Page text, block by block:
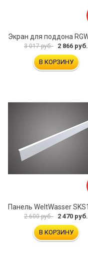
3 017 руб. 2 866 руб.
В КОРЗИНУ
2 600 руб. 2 470 руб.
В КОРЗИНУ